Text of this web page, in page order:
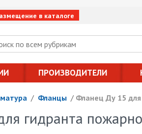
в каталоге
ПРОИЗВОДИТЕЛИ
/ Фланцы / Фланец Ду 15
гидранта